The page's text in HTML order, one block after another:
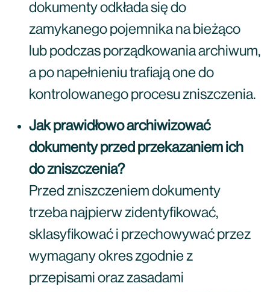
dokumenty odkłada się do
zamykanego pojemnika na bieżąco
lub podczas porządkowania archiwum,
a po napełnieniu trafiają one do
kontrolowanego procesu zniszczenia.
Jak prawidłowo archiwizować
dokumenty przed przekazaniem ich
do zniszczenia?
Przed zniszczeniem dokumenty
trzeba najpierw zidentyfikować,
sklasyfikować i przechowywać przez
wymagany okres zgodnie z
przepisami oraz zasadami